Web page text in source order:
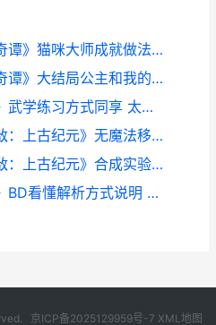
《冒险家艾略特的千年奇谭》猫咪大师成就做法策略同享 冒险家艾略特的千年奇谭水之遗迹
《冒险家艾略特的千年奇谭》大结局公主和我的日常做法说明 冒险家艾略特齿轮遗迹
《太吾绘卷：天幕心帷》武学练习方式同享 太吾绘卷天幕心帷修改器
《魔法门之英雄无人能敌：上古纪元》无魔法移动监视流方法策略同享 魔法门之英雄无敌3
《魔法门之英雄无人能敌：上古纪元》合成实验室运用策略同享 魔法门之英雄无敌3手机版下载
《太吾绘卷：天幕心帷》BD看懂解析方式说明 太吾绘卷天幕心帷修改器
京ICP备2025129959号-7 XML地图